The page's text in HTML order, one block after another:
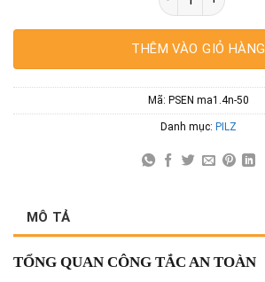
THÊM VÀO GIỎ HÀNG
Mã: PSEN ma1.4n-50
Danh mục: PILZ
MÔ TẢ
TỔNG QUAN CÔNG TẮC AN TOÀN